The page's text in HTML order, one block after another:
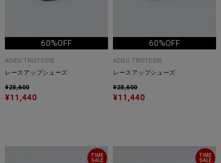
60%OFF
ADIEU TRISTESSE
レースアップシューズ
¥28,600
¥11,440
60%OFF
ADIEU TRISTESSE
レースアップシューズ
¥28,600
¥11,440
TIME
SALE
TIME
SALE